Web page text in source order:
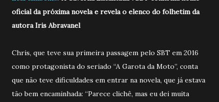
oficial da próxima novela e revela o elenco do folhetim da
autora Iris Abravanel
Chris, que teve sua primeira passagem pelo SBT em 2016
como protagonista do seriado “A Garota da Moto”, conta
que não teve dificuldades em entrar na novela, que já estava
tão bem encaminhada: “Parece clichê, mas eu dei muita